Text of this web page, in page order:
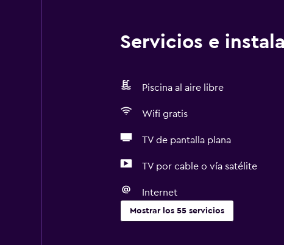
Servicios e
Piscina al aire libre
Wifi gratis
TV de pantalla plana
TV por cable o vía satélite
Internet
Mostrar los 55 servicios